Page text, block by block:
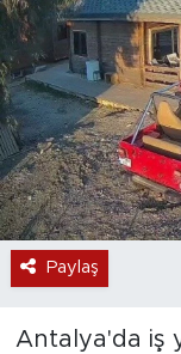
Paylaş
Antalya'da iş
Resmi
Sağlık
Spor
Turizm